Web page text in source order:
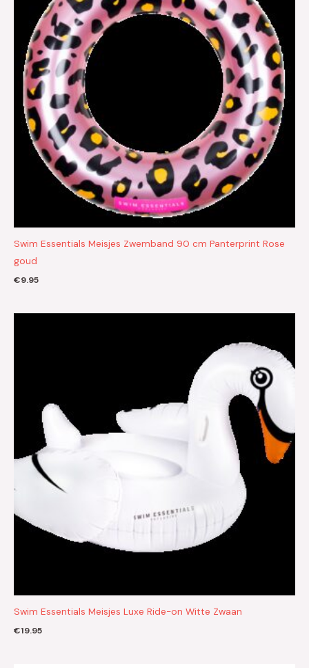
Swim Essentials Meisjes Zwemband 90 cm Panterprint Rose
goud
€9.95
Swim Essentials Meisjes Luxe Ride-on Witte Zwaan
€19.95